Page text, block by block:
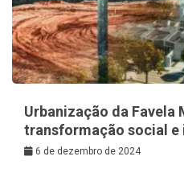
Urbanização da Favela
transformação social
6 de dezembro de 2024